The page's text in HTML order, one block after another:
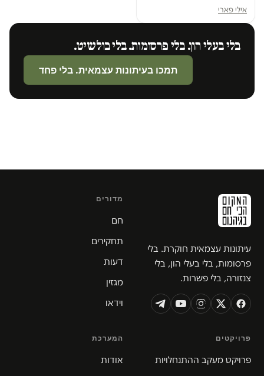
אילי פארי
בלי בעלי הון. בלי פרסומות. בלי בולשיט.
תמכו בעיתונות עצמאית. בלי פחד
עיתונות עצמאית חוקרת. בלי
פרסומות, בלי בעלי הון, בלי
צנזורה, בלי פשרות.
מדורים
חם
תחקירים
דעות
מגזין
וידאו
פרויקטים
פרויקט מעקב ההתנחלויות
המערכת
אודות